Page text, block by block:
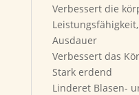
Verbessert die
Ausdauer
Verbessert das
Stark erdend
Linderet Blasen-